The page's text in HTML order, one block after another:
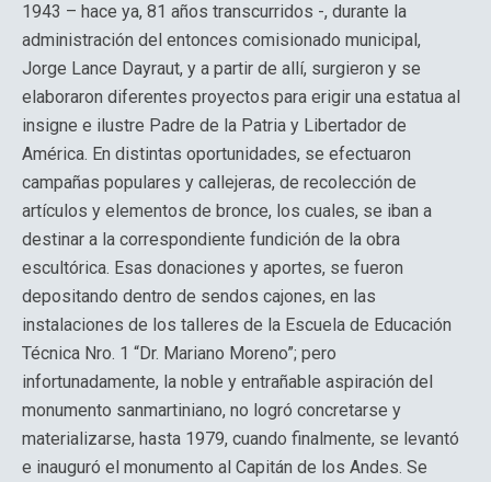
1943 – hace ya, 81 años transcurridos -, durante la
administración del entonces comisionado municipal,
Jorge Lance Dayraut, y a partir de allí, surgieron y se
elaboraron diferentes proyectos para erigir una estatua al
insigne e ilustre Padre de la Patria y Libertador de
América. En distintas oportunidades, se efectuaron
campañas populares y callejeras, de recolección de
artículos y elementos de bronce, los cuales, se iban a
destinar a la correspondiente fundición de la obra
escultórica. Esas donaciones y aportes, se fueron
depositando dentro de sendos cajones, en las
instalaciones de los talleres de la Escuela de Educación
Técnica Nro. 1 “Dr. Mariano Moreno”; pero
infortunadamente, la noble y entrañable aspiración del
monumento sanmartiniano, no logró concretarse y
materializarse, hasta 1979, cuando finalmente, se levantó
e inauguró el monumento al Capitán de los Andes. Se